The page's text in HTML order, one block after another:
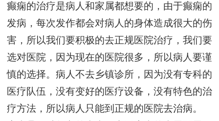
癫痫的治疗是病人和家属都想要的，由于癫痫的
发病，每次发作都会对病人的身体造成很大的伤
害，所以我们要积极的去正规医院治疗，我们要
选对医院，因为现在的医院很多，所以病人要谨
慎的选择。病人不去乡镇诊所，因为没有专科的
医疗队伍，没有变好的医疗设备，没有特色的治
疗方法，所以病人只能到正规的医院去治病。